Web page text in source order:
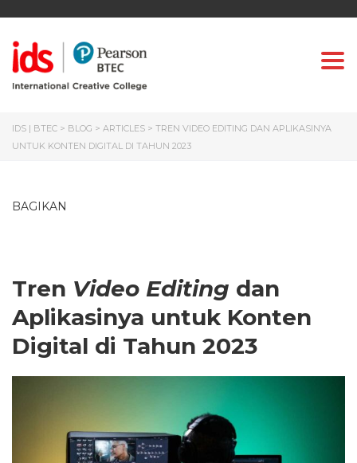
IDS | BTEC > BLOG > ARTICLES > TREN VIDEO EDITING DAN APLIKASINYA
UNTUK KONTEN DIGITAL DI TAHUN 2023
BAGIKAN
Tren Video Editing dan
Aplikasinya untuk Konten
Digital di Tahun 2023